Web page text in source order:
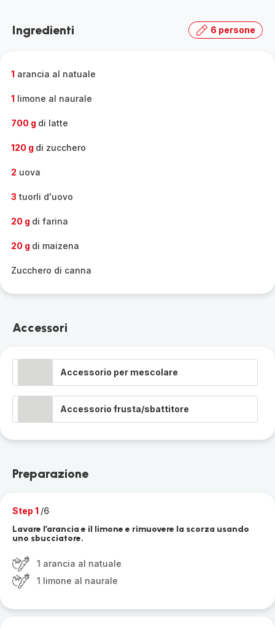
la
Ingredienti 6 persone
1 arancia al natuale
1 limone al naurale
700 g di latte
120 g di zucchero
2 uova
3 tuorli d'uovo
20 g di farina
20 g di maizena
Zucchero di canna
Accessori
Accessorio per mescolare
Accessorio frusta/sbattitore
Preparazione
Step 1 /6
Lavare l’arancia e il limone e rimuovere la scorza usando
uno sbucciatore.
1 arancia al natuale
1 limone al naurale